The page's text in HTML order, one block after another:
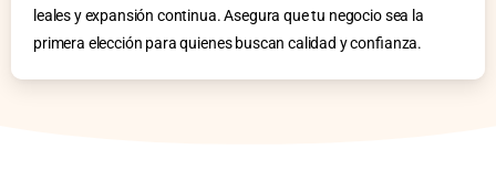
leales y expansión continua. Asegura que tu negocio sea la
primera elección para quienes buscan calidad y confianza.